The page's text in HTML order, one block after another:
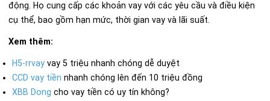
động. Họ cung cấp các khoản vay với các yêu cầu và điều kiện
cụ thể, bao gồm hạn mức, thời gian vay và lãi suất.
Xem thêm:
H5-rrvay vay 5 triệu nhanh chóng dễ duyệt
CCD vay tiền nhanh chóng lên đến 10 triệu đồng
XBB Dong cho vay tiền có uy tín không?